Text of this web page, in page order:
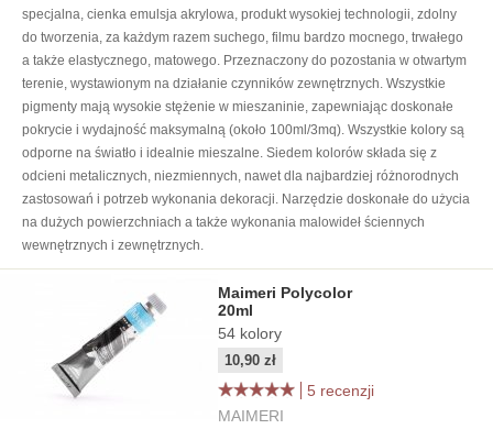
specjalna, cienka emulsja akrylowa, produkt wysokiej technologii, zdolny
do tworzenia, za każdym razem suchego, filmu bardzo mocnego, trwałego
a także elastycznego, matowego. Przeznaczony do pozostania w otwartym
terenie, wystawionym na działanie czynników zewnętrznych. Wszystkie
pigmenty mają wysokie stężenie w mieszaninie, zapewniając doskonałe
pokrycie i wydajność maksymalną (około 100ml/3mq). Wszystkie kolory są
odporne na światło i idealnie mieszalne. Siedem kolorów składa się z
odcieni metalicznych, niezmiennych, nawet dla najbardziej różnorodnych
zastosowań i potrzeb wykonania dekoracji. Narzędzie doskonałe do użycia
na dużych powierzchniach a także wykonania malowideł ściennych
wewnętrznych i zewnętrznych.
Maimeri Polycolor
20ml
54 kolory
10,90 zł
5 recenzji
MAIMERI